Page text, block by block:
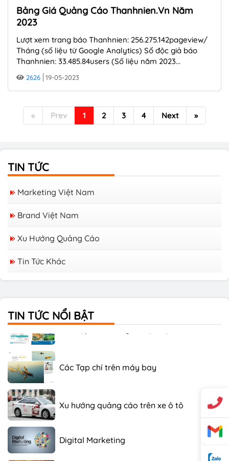
Bảng Giá Quảng Cáo Thanhnien.vn Năm
2023
Lượt xem trang báo Thanhnien: 256.275.142pageview/
Tháng (số liệu từ Google Analytics) Số độc giả báo
Thanhnien: 33.485.84users (Số liệu năm 2023...
2626 19-05-2023
« Prev 1 2 3 4 Next »
TIN TỨC
Marketing Việt Nam
Brand Việt Nam
Xu Hướng Quảng Cáo
Tin Tức Khác
TIN TỨC NỔI BẬT
Các Tạp chí Tiếng Nhật Tại Việt Nam
Các Tạp chí Hàn Quốc tại Việt Nam